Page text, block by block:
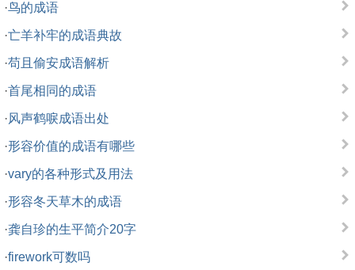
·鸟的成语
·亡羊补牢的成语典故
·苟且偷安成语解析
·首尾相同的成语
·风声鹤唳成语出处
·形容价值的成语有哪些
·vary的各种形式及用法
·形容冬天草木的成语
·龚自珍的生平简介20字
·firework可数吗